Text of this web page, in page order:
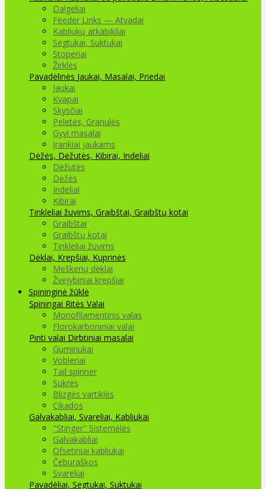
Dalgeliai
Feeder Links — Atvadai
Kabliukų atkabikliai
Segtukai, Suktukai
Stoperiai
Žirklės
Pavadėlinės Jaukai, Masalai, Priedai
Jaukai
Kvapai
Skysčiai
Peletės, Granulės
Gyvi masalai
Įrankiai jaukams
Dėžės, Dėžutės, Kibirai, Indeliai
Dėžutės
Dėžės
Indeliai
Kibirai
Tinkleliai žuvims, Graibštai, Graibštų kotai
Graibštai
Graibštų kotai
Tinkleliai žuvims
Dėklai, Krepšiai, Kuprinės
Meškerių dėklai
Žvejybiniai krepšiai
Spininginė žūklė
Spiningai Ritės Valai
Monofilamentinis valas
Florokarboniniai valai
Pinti valai Dirbtiniai masalai
Guminukai
Vobleriai
Tail spinner
Sukrės
Blizgės vartiklės
Cikados
Galvakabliai, Svareliai, Kabliukai
"Stinger" Sistemėlės
Galvakabliai
Ofsetiniai kabliukai
Čeburaškos
Svareliai
Pavadėliai, Segtukai, Suktukai